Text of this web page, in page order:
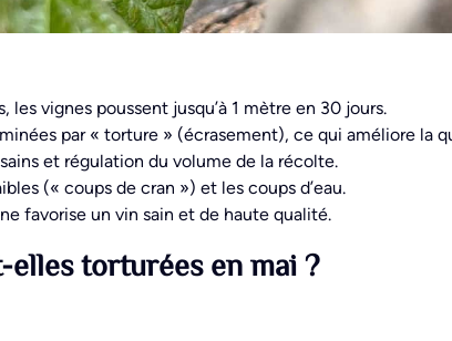
les vignes poussent jusqu’à 1 mètre en 30 jours.
par « torture » (écrasement), ce qui améliore la
et régulation du volume de la récolte.
(« coups de cran ») et les coups d’eau.
favorise un vin sain et de haute qualité.
torturées en mai ?